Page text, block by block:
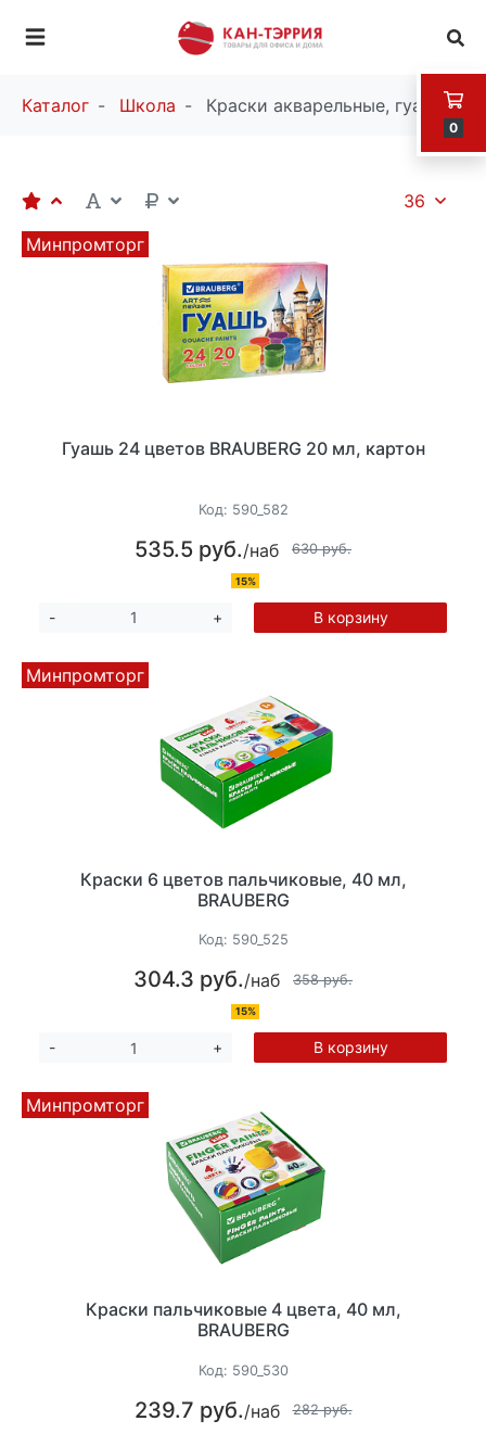
0
Каталог Школа Краски акварельные, гуашь
36
Минпромторг
Гуашь 24 цветов BRAUBERG 20 мл, картон
Код: 590_582
535.5 руб./наб 630 руб.
15%
- + В корзину
Минпромторг
Краски 6 цветов пальчиковые, 40 мл,
BRAUBERG
Код: 590_525
304.3 руб./наб 358 руб.
15%
- + В корзину
Минпромторг
Краски пальчиковые 4 цвета, 40 мл,
BRAUBERG
Код: 590_530
239.7 руб./наб 282 руб.